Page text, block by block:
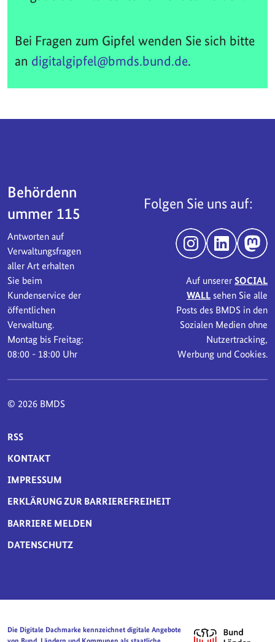
Bei Fragen zum Gipfel wenden Sie sich bitte
an digitalgipfel@bmds.bund.de.
Behördenn
ummer 115
Antworten auf
Verwaltungsfragen
aller Art erhalten
Sie beim
Kundenservice der
öffentlichen
Verwaltung.
Montag bis Freitag:
08:00 - 18:00 Uhr
Folgen Sie uns auf:
InstagramLinkedIn
Auf unserer SOCIAL
WALLsehen Sie alle
Posts des BMDS in den
Sozialen Medien ohne
Nutzertracking,
Werbung und Cookies.
© 2026 BMDS
SERVICE-NAVIGATION FUSSBEREICH
RSS
KONTAKT
IMPRESSUM
ERKLÄRUNG ZUR BARRIEREFREIHEIT
BARRIERE MELDEN
DATENSCHUTZ
Die Digitale Dachmarke kennzeichnet digitale Angebote